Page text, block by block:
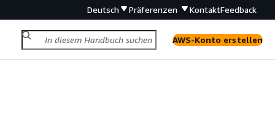
Deutsch Präferenzen KontaktFeedback
AWS-Konto erstellen